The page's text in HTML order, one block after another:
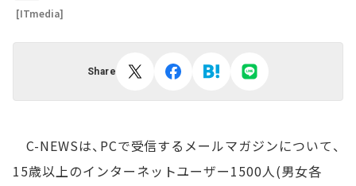
[ITmedia]
Share
C-NEWSは、PCで受信するメールマガジンについて、
15歳以上のインターネットユーザー1500人(男女各